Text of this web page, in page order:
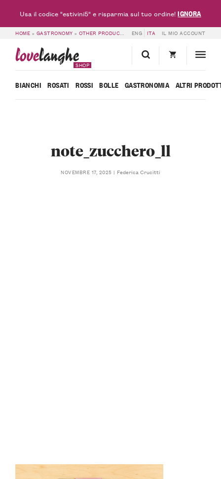
HOME » GASTRONOMY »OTHER PRODUCTS »NOTES OF SWEETNESS –
ENG ITA IL MIO ACCOUNT
lovelanghe
SHOP
BIANCHI ROSATI ROSSI BOLLE GASTRONOMIA ALTRI
note_zucchero_ll
NOVEMBRE 17, 2025 Federica Crucitti
Usa il codice "estivini5" e risparmia sul tuo ordine!IGNORA